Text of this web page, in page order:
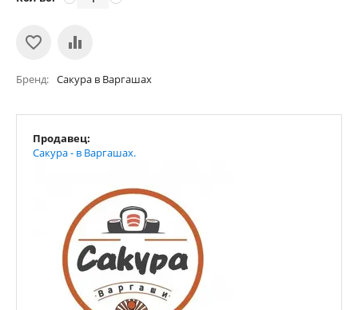
Бренд Сакура в Варгашах
Продавец:
Сакура - в Варгашах.